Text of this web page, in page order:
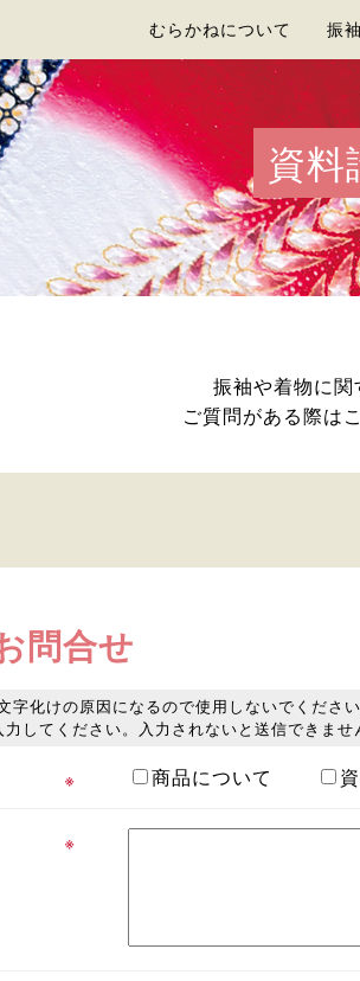
むらかねについて 振
資料
振袖や着物に関
ご質問がある際は
問合せ
字化けの原因になるので使用しないでください
してください。入力されないと送信できませ
※ 商品について
※